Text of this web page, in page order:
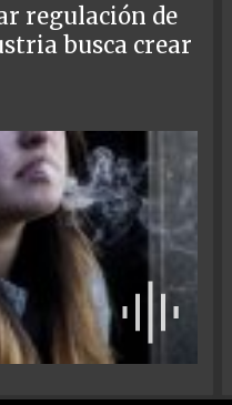
regulación de
busca crear